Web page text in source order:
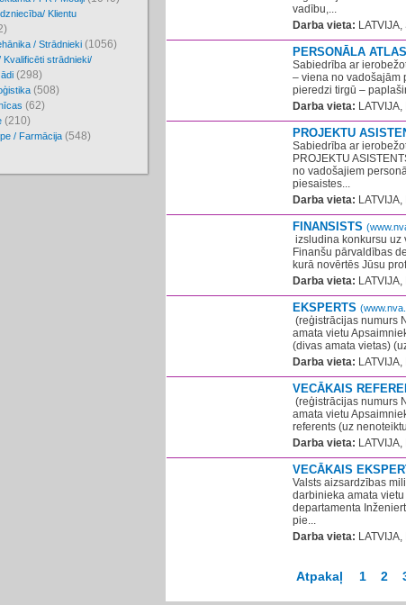
Klientu
/ Strādnieki (1056)
Kvalificēti strādnieki/
(298)
(508)
(62)
(210)
/ Farmācija (548)
vadību,...
Darba vieta:
PERSONĀLA
Sabiedrība ar
– viena no vadošajām
pieredzi tirgū –
Darba vieta:
PROJEKTU
Sabiedrība ar
PROJEKTU
no vadošajiem
piesaistes...
Darba vieta:
FINANSISTS
izsludina konkursu
Finanšu pārvaldības
kurā novērtēs Jūsu
Darba vieta:
EKSPERTS
(reģistrācijas numurs
amata vietu
(divas amata vietas)
Darba vieta:
VECĀKAIS
(reģistrācijas numurs
amata vietu
referents (uz
Darba vieta:
VECĀKAIS
Valsts aizsardzības
darbinieka amata
departamenta
pie...
Darba vieta:
Atpakaļ 1 2